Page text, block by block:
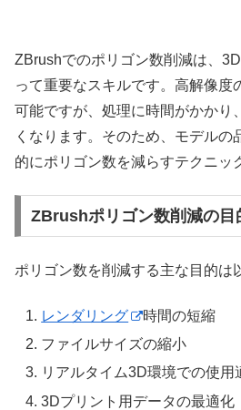
ZBrushでのポリゴン数削減は、
って重要なスキルです。高解像度
可能ですが、処理に時間がかかり
くなります。そのため、モデルの
的にポリゴン数を減らすテクニッ
ZBrushポリゴン数削減の目
ポリゴン数を削減する主な目的は
レンダリング
時間の短縮
ファイルサイズの縮小
リアルタイム3D環境での使用
3Dプリント用データの最適化